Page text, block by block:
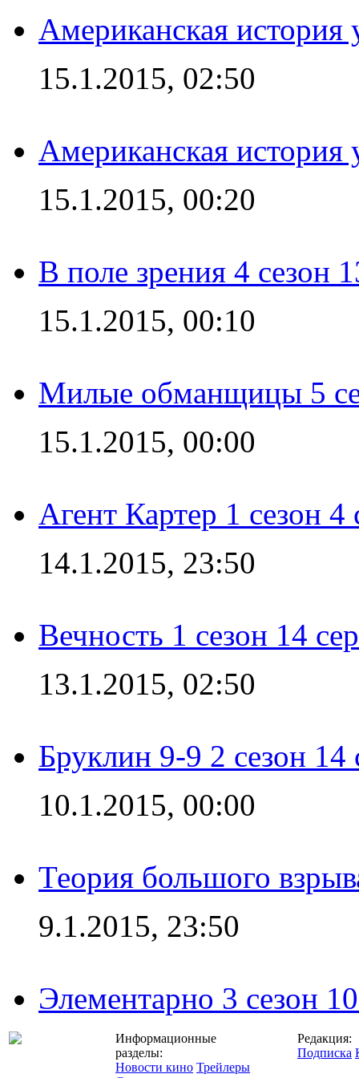
Американская история
15.1.2015, 02:50
Американская история
15.1.2015, 00:20
В поле зрения 4 сезон
15.1.2015, 00:10
Милые обманщицы 5
15.1.2015, 00:00
Агент Картер 1 сезон 4
14.1.2015, 23:50
Вечность 1 сезон 14
13.1.2015, 02:50
Бруклин 9-9 2 сезон 14
10.1.2015, 00:00
Теория большого
9.1.2015, 23:50
Элементарно 3 сезон
Информационные
разделы:
Новости кино Трейлеры
Редакция:
Подписка